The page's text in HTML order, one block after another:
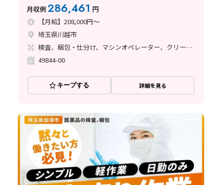
月収例286,461 円
【月給】208,000円～
埼玉県川越市
検査、梱包・仕分け、マシンオペレーター、クリーンルーム、座り作業、ライン作業
49844-00
キープする 詳細を見る